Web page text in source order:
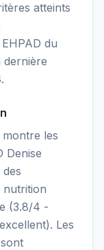
atteints
du
dernière
montre les
Denise
nutrition
(3.8/4 -
Les